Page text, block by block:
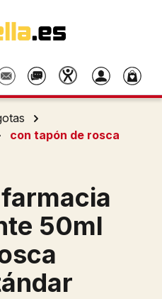
con tapón de rosca
50ml